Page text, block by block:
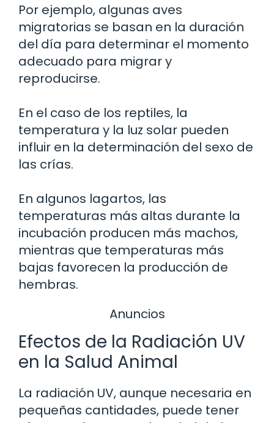
Por ejemplo, algunas aves
migratorias se basan en la duración
del día para determinar el momento
adecuado para migrar y
reproducirse.
En el caso de los reptiles, la
temperatura y la luz solar pueden
influir en la determinación del sexo de
las crías.
En algunos lagartos, las
temperaturas más altas durante la
incubación producen más machos,
mientras que temperaturas más
bajas favorecen la producción de
hembras.
Anuncios
Efectos de la Radiación UV
en la Salud Animal
La radiación UV, aunque necesaria en
pequeñas cantidades, puede tener